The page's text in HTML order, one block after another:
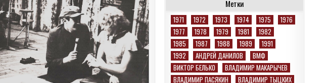
Метки
1971 1972 1973 1974 1975
1976
1977
1978 1979 1981
1982
1985
1987 1988 1989
1991
1992
АНДРЕЙ ДАНИЛОВ
ВМФ
ВИКТОР БЕЛЬКО
ВЛАДИМИР МАКАРЫЧЕВ
ВЛАДИМИР ПАСЯКИН
ВЛАДИМИР ТЫЦКИХ